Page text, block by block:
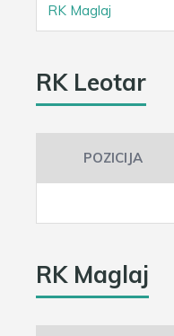
RK Maglaj
RK Leotar
POZICIJA
RK Maglaj